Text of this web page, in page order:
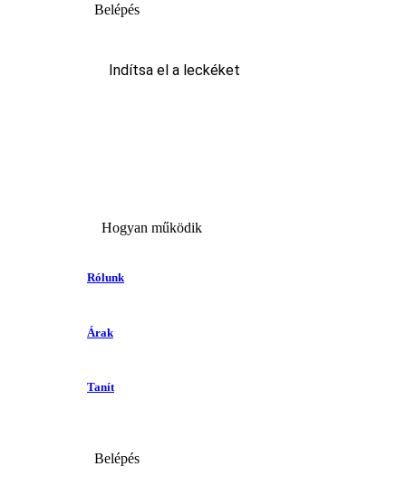
Belépés
Indítsa el a leckéket
Hogyan működik
Rólunk
Árak
Tanít
Belépés